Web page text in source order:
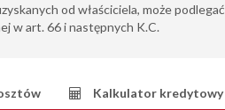
od właściciela, może podlegać
w art. 66 i następnych K.C.
Kalkulator kredytowy